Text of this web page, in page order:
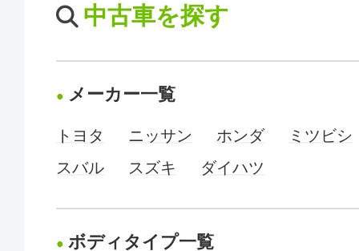
中古車を探す
メーカー一覧
トヨタ ニッサン ホンダ
ミツビシ
スバル
スズキ ダイハツ
ボディタイプ一覧